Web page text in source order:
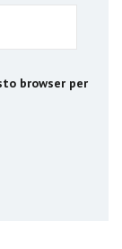
browser per